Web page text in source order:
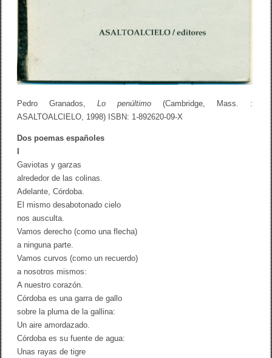
Pedro Granados,Lo penúltimo (Cambridge, Mass. :
ASALTOALCIELO, 1998) ISBN: 1-892620-09-X
Dos poemas españoles
Gaviotas y garzas
alrededor de las colinas.
Adelante, Córdoba.
El mismo desabotonado cielo
nos ausculta.
Vamos derecho (como una flecha)
a ninguna parte.
Vamos curvos (como un recuerdo)
a nosotros mismos:
A nuestro corazón.
Córdoba es una garra de gallo
sobre la pluma de la gallina:
Un aire amordazado.
Córdoba es su fuente de agua:
Unas rayas de tigre